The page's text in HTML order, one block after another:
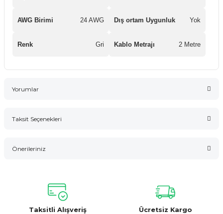
AWG Birimi 24 AWG Dış ortam Uygunluk Yok
Renk Gri Kablo Metrajı 2 Metre
Yorumlar
Taksit Seçenekleri
Önerileriniz
konularda yetersiz gördüğünüz noktaları öneri formunu
kullanarak tarafımıza iletebilirsiniz.
Görüş ve önerileriniz için teşekkür ederiz.
Taksitli Alışveriş
Ücretsiz Kargo